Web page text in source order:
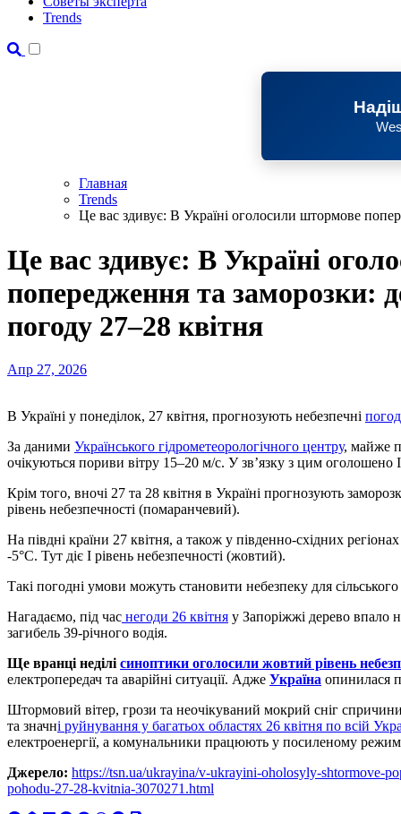
Trends
Главная
Trends
Це вас здивує: В Україні оголосили штормове
Це вас здивує: В Україні
попередження та заморозки:
погоду 27–28 квітня
Апр 27, 2026
В Україні у понеділок, 27 квітня, прогнозують небезпечні
За даними Українського гідрометеорологічного центру, майже
очікуються пориви вітру 15–20 м/с. У зв’язку з цим оголошено
Крім того, вночі 27 та 28 квітня в Україні прогнозують
рівень небезпечності (помаранчевий).
На півдні країни 27 квітня, а також у південно-східних
-5°C. Тут діє I рівень небезпечності (жовтий).
Такі погодні умови можуть становити небезпеку для сільського
Нагадаємо, під час негоди 26 квітня у Запоріжжі дерево впало
загибель 39-річного водія.
Ще вранці неділі синоптики оголосили жовтий рівень
електропередач та аварійні ситуації. Адже Україна опинилася
Штормовий вітер, грози та неочікуваний мокрий сніг
та значні руйнування у багатьох областях 26 квітня по всій
електроенергії, а комунальники працюють у посиленому
Джерело: https://tsn.ua/ukrayina/v-ukrayini-oholosyly-shtormove-
pohodu-27-28-kvitnia-3070271.html